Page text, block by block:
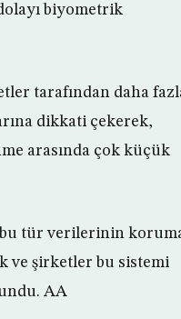
biyometrik
tarafından daha
dikkati çekerek,
arasında çok küçük
tür verilerinin
ve şirketler bu sistemi
AA